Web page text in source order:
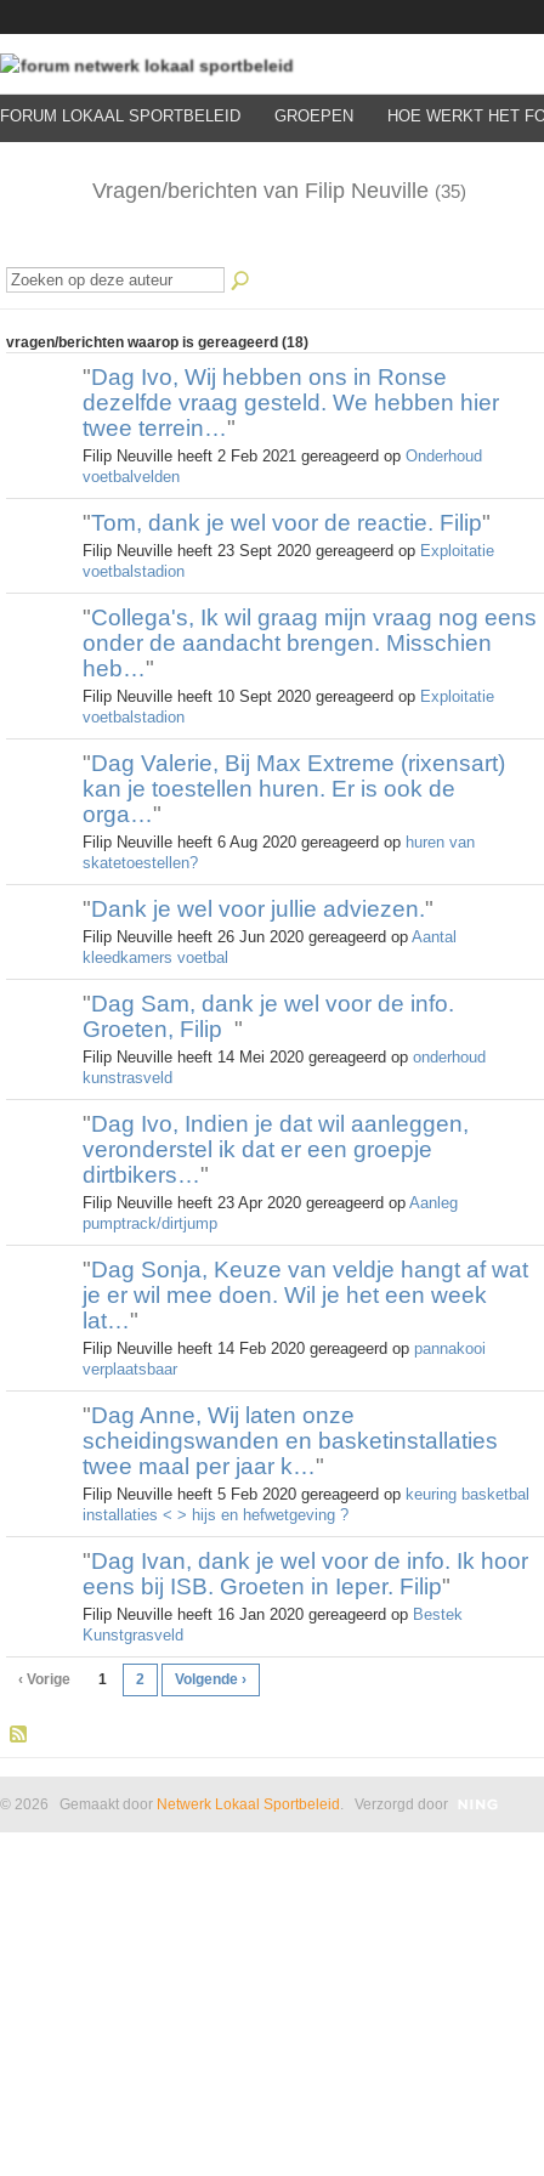
FORUM LOKAAL SPORTBELEID GROEPEN HOE WERKT HET
Vragen/berichten van Filip Neuville (35)
vragen/berichten waarop is gereageerd (18)
"Dag Ivo, Wij hebben ons in Ronse
dezelfde vraag gesteld. We hebben hier
twee terrein…"
Filip Neuville heeft 2 Feb 2021 gereageerd op Onderhoud
voetbalvelden
"Tom, dank je wel voor de reactie. Filip"
Filip Neuville heeft 23 Sept 2020 gereageerd op Exploitatie
voetbalstadion
"Collega's, Ik wil graag mijn vraag nog eens
onder de aandacht brengen. Misschien
heb…"
Filip Neuville heeft 10 Sept 2020 gereageerd op Exploitatie
voetbalstadion
"Dag Valerie, Bij Max Extreme (rixensart)
kan je toestellen huren. Er is ook de
orga…"
Filip Neuville heeft 6 Aug 2020 gereageerd op huren van
skatetoestellen?
"Dank je wel voor jullie adviezen."
Filip Neuville heeft 26 Jun 2020 gereageerd op Aantal
kleedkamers voetbal
"Dag Sam, dank je wel voor de info.
Groeten, Filip "
Filip Neuville heeft 14 Mei 2020 gereageerd op onderhoud
kunstrasveld
"Dag Ivo, Indien je dat wil aanleggen,
veronderstel ik dat er een groepje
dirtbikers…"
Filip Neuville heeft 23 Apr 2020 gereageerd op Aanleg
pumptrack/dirtjump
"Dag Sonja, Keuze van veldje hangt af wat
je er wil mee doen. Wil je het een week
lat…"
Filip Neuville heeft 14 Feb 2020 gereageerd op pannakooi
verplaatsbaar
"Dag Anne, Wij laten onze
scheidingswanden en basketinstallaties
twee maal per jaar k…"
Filip Neuville heeft 5 Feb 2020 gereageerd op keuring basketbal
installaties < > hijs en hefwetgeving ?
"Dag Ivan, dank je wel voor de info. Ik hoor
eens bij ISB. Groeten in Ieper. Filip"
Filip Neuville heeft 16 Jan 2020 gereageerd op Bestek
Kunstgrasveld
‹ Vorige 1 2 Volgende ›
© 2026 Gemaakt door Netwerk Lokaal Sportbeleid . Verzorgd door